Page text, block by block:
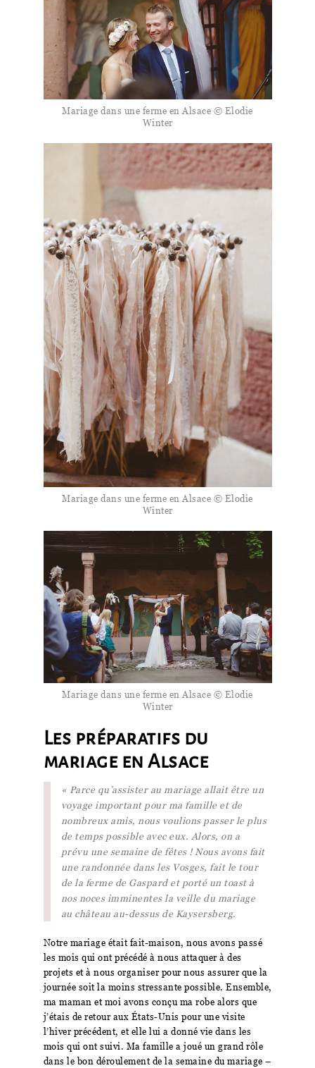
Mariage dans une ferme en Alsace © Elodie
Winter
Mariage dans une ferme en Alsace © Elodie
Winter
Mariage dans une ferme en Alsace © Elodie
Winter
Les préparatifs du
mariage en Alsace
« Parce qu’assister au mariage allait être un
voyage important pour ma famille et de
nombreux amis, nous voulions passer le plus
de temps possible avec eux. Alors, on a
prévu une semaine de fêtes ! Nous avons fait
une randonnée dans les Vosges, fait le tour
de la ferme de Gaspard et porté un toast à
nos noces imminentes la veille du mariage
au château au-dessus de Kaysersberg.
Notre mariage était fait-maison, nous avons passé
les mois qui ont précédé à nous attaquer à des
projets et à nous organiser pour nous assurer que la
journée soit la moins stressante possible. Ensemble,
ma maman et moi avons conçu ma robe alors que
j’étais de retour aux États-Unis pour une visite
l’hiver précédent, et elle lui a donné vie dans les
mois qui ont suivi. Ma famille a joué un grand rôle
dans le bon déroulement de la semaine du mariage –